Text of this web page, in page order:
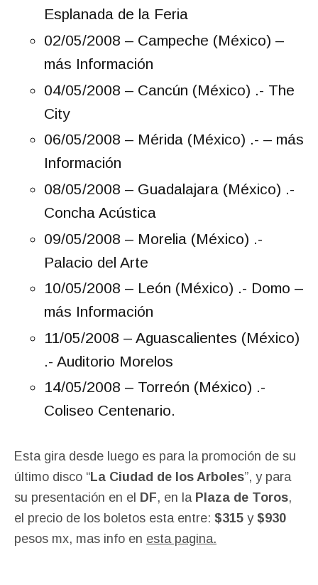
Esplanada de la Feria
02/05/2008 – Campeche (México) –
más Información
04/05/2008 – Cancún (México) .- The
City
06/05/2008 – Mérida (México) .- – más
Información
08/05/2008 – Guadalajara (México) .-
Concha Acústica
09/05/2008 – Morelia (México) .-
Palacio del Arte
10/05/2008 – León (México) .- Domo –
más Información
11/05/2008 – Aguascalientes (México)
.- Auditorio Morelos
14/05/2008 – Torreón (México) .-
Coliseo Centenario.
Esta gira desde luego es para la promoción de su
último disco “La Ciudad de los Arboles”, y para
su presentación en el DF, en la Plaza de Toros,
el precio de los boletos esta entre: $315 y $930
pesos mx, mas info en esta pagina.